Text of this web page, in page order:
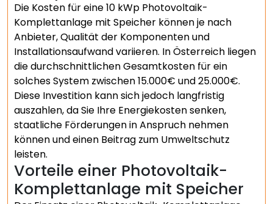
Die Kosten für eine 10 kWp Photovoltaik-
Komplettanlage mit Speicher können je nach
Anbieter, Qualität der Komponenten und
Installationsaufwand variieren. In Österreich liegen
die durchschnittlichen Gesamtkosten für ein
solches System zwischen 15.000€ und 25.000€.
Diese Investition kann sich jedoch langfristig
auszahlen, da Sie Ihre Energiekosten senken,
staatliche Förderungen in Anspruch nehmen
können und einen Beitrag zum Umweltschutz
leisten.
Vorteile einer Photovoltaik-
Komplettanlage mit Speicher